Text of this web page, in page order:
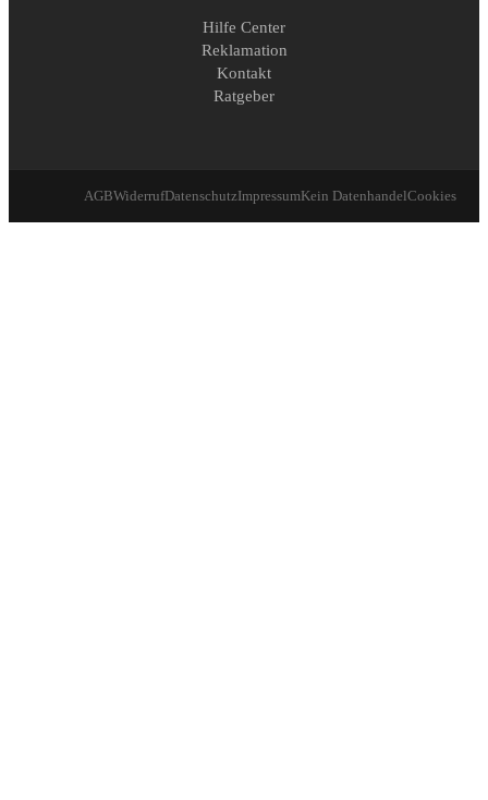
Hilfe Center
Reklamation
Kontakt
Ratgeber
AGBWiderrufDatenschutzImpressumKein DatenhandelCookies